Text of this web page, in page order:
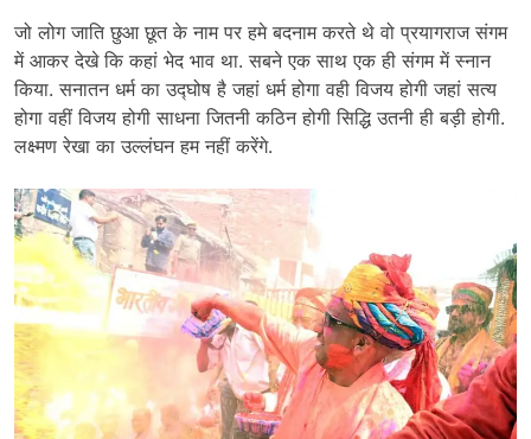
जो लोग जाति छुआ छूत के नाम पर हमे बदनाम करते थे वो प्रयागराज संगम
में आकर देखे कि कहां भेद भाव था. सबने एक साथ एक ही संगम में स्नान
किया. सनातन धर्म का उद्घोष है जहां धर्म होगा वही विजय होगी जहां सत्य
होगा वहीं विजय होगी साधना जितनी कठिन होगी सिद्धि उतनी ही बड़ी होगी.
लक्ष्मण रेखा का उल्लंघन हम नहीं करेंगे.